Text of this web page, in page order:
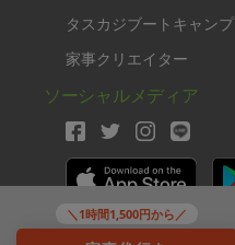
＼1時間1,500円から／
タスカジブートキャンプ
家事クリエイター
ソーシャルメディア